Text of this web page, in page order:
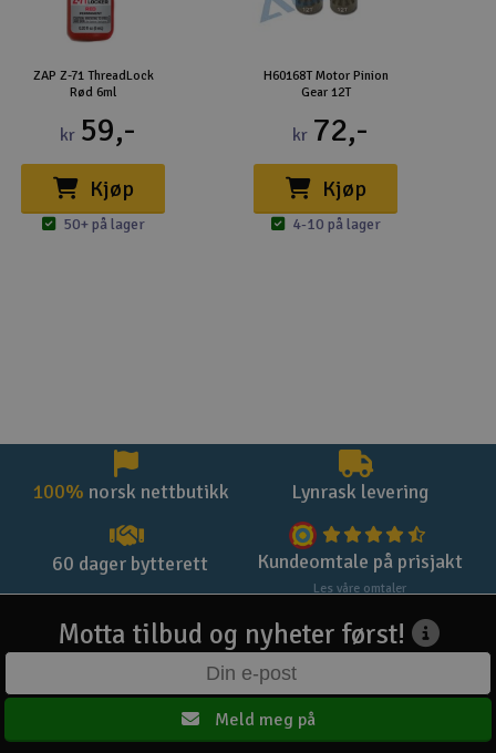
ZAP Z-71 ThreadLock
Rød 6ml
kr 59,-
Kjøp
50+ på lager
H60168T Motor Pinion
Gear 12T
kr 72,-
Kjøp
4-10 på lager
100% norsk nettbutikk Lynrask levering
60 dager bytterett Kundeomtale på prisjakt
Les våre omtaler
Motta tilbud og nyheter først!
Meld meg på